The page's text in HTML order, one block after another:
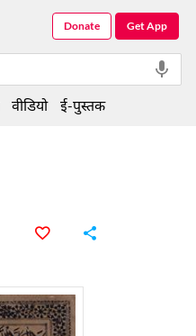
Get App
Donate
वीडियो ई-पुस्तक